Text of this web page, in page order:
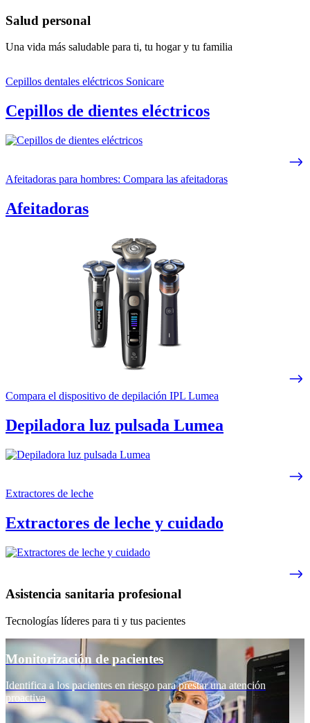
Salud personal
Una vida más saludable para ti, tu hogar y tu familia
Cepillos dentales eléctricos Sonicare
Cepillos de dientes eléctricos
Afeitadoras para hombres: Compara las afeitadoras
Afeitadoras
Compara el dispositivo de depilación IPL Lumea
Depiladora luz pulsada Lumea
Extractores de leche
Extractores de leche y cuidado
Asistencia sanitaria profesional
Tecnologías líderes para ti y tus pacientes
Monitorización de pacientes
Identifica a los pacientes en riesgo para prestar una atención
proactiva